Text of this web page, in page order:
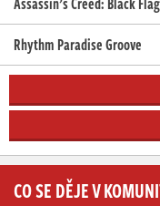
Rhythm Paradise Groove
CO SE DĚJE V